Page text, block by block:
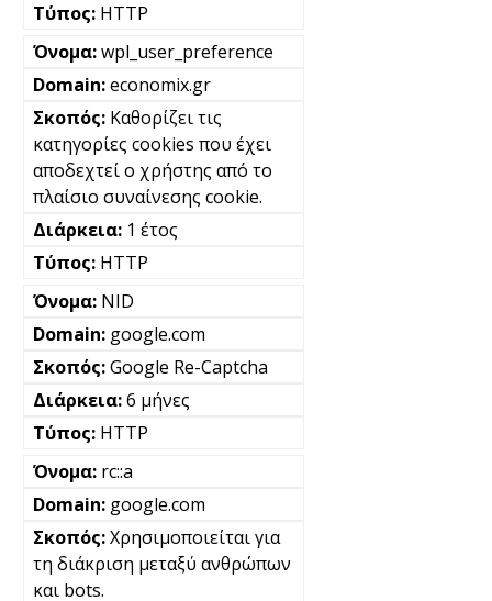
HTTP
wpl_user_preference
economix.gr
Καθορίζει τις
κατηγορίες cookies που έχει
αποδεχτεί ο χρήστης από το
πλαίσιο συναίνεσης cookie.
1 έτος
HTTP
NID
google.com
Google Re-Captcha
6 μήνες
HTTP
rc::a
google.com
Χρησιμοποιείται για
τη διάκριση μεταξύ ανθρώπων
και bots.